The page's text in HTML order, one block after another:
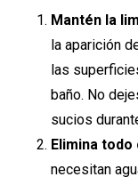
Mantén la
la aparición
las
baño. No
sucios
Elimina
necesitan